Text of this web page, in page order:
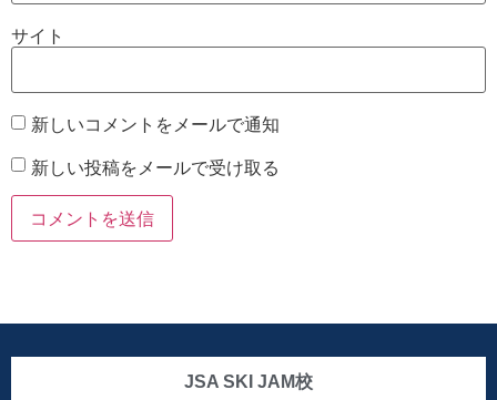
サイト
新しいコメントをメールで通知
新しい投稿をメールで受け取る
JSA SKI JAM校